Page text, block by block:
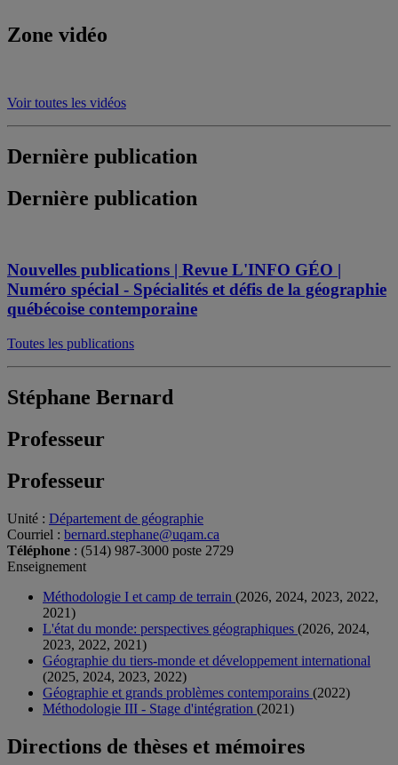
Zone vidéo
Voir toutes les vidéos
Dernière publication
Dernière publication
Nouvelles publications | Revue L'INFO GÉO |
Numéro spécial - Spécialités et défis de la géographie
québécoise contemporaine
Toutes les publications
Stéphane Bernard
Professeur
Professeur
Unité : Département de géographie
Courriel : bernard.stephane@uqam.ca
Téléphone : (514) 987-3000 poste 2729
Enseignement
Méthodologie I et camp de terrain (2026, 2024, 2023, 2022,
2021)
L'état du monde: perspectives géographiques (2026, 2024,
2023, 2022, 2021)
Géographie du tiers-monde et développement international
(2025, 2024, 2023, 2022)
Géographie et grands problèmes contemporains (2022)
Méthodologie III - Stage d'intégration (2021)
Directions de thèses et mémoires